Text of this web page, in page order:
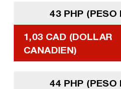
43 PHP (PESO
1,03 CAD (DOLLAR
CANADIEN)
44 PHP (PESO